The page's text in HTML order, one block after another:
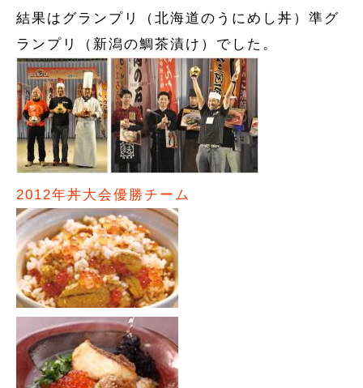
結果はグランプリ（北海道のうにめし丼）準グ
ランプリ（新潟の鯛茶漬け）でした。
2012年丼大会優勝チーム